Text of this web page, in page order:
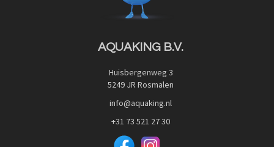
JPD Japan Pet Design
AQUAKING B.V.
Huisbergenweg 3
5249 JR Rosmalen
info@aquaking.nl
+31 73 521 27 30